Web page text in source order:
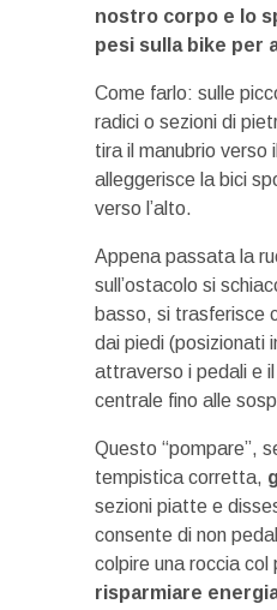
nostro corpo e lo
pesi sulla bike per
Come farlo: sulle
radici o sezioni di
tira il manubrio verso
alleggerisce la bici
verso l’alto.
Appena passata la
sull’ostacolo si
basso, si trasferisce
dai piedi (posizionati
attraverso i pedali e
centrale fino alle
Questo “pompare”,
tempistica corretta,
sezioni piatte e
consente di non
colpire una roccia col
risparmiare